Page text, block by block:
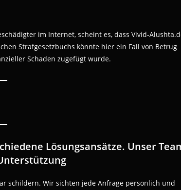
im Internet, scheint es, dass Vivid-
Strafgesetzbuchs könnte hier ein Fall von Betrug
Schaden zugefügt wurde.
Lösungsansätze. Unser
schildern. Wir sichten jede Anfrage persönlich und